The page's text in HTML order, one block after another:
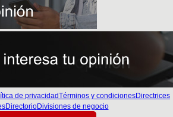
de privacidadTérminos y condicionesDirectrices
DirectorioDivisiones de negocio